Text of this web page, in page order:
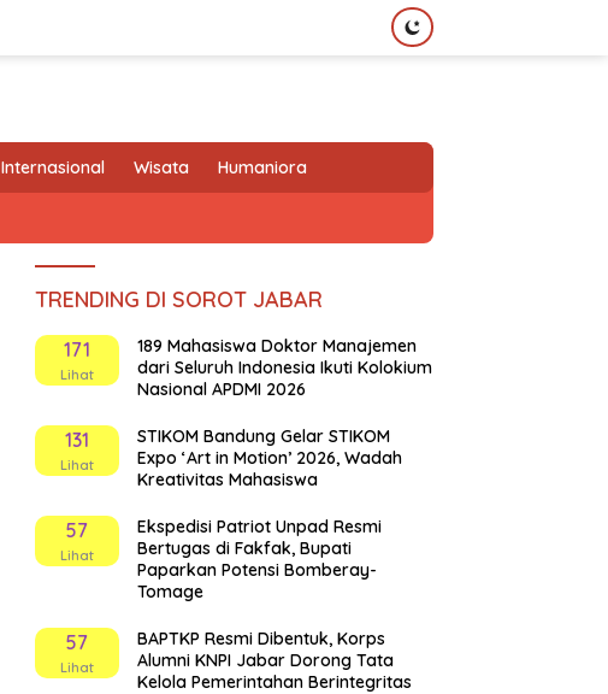
Internasional Wisata Humaniora
TRENDING DI SOROT JABAR
171
Lihat
189 Mahasiswa Doktor Manajemen
dari Seluruh Indonesia Ikuti Kolokium
Nasional APDMI 2026
131
Lihat
STIKOM Bandung Gelar STIKOM
Expo ‘Art in Motion’ 2026, Wadah
Kreativitas Mahasiswa
57
Lihat
Ekspedisi Patriot Unpad Resmi
Bertugas di Fakfak, Bupati
Paparkan Potensi Bomberay-
Tomage
57
Lihat
BAPTKP Resmi Dibentuk, Korps
Alumni KNPI Jabar Dorong Tata
Kelola Pemerintahan Berintegritas